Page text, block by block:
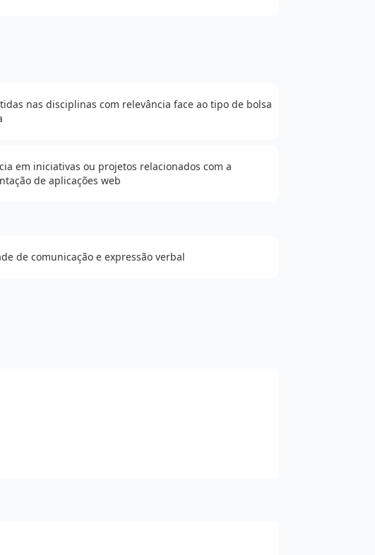
nas disciplinas com relevância face ao tipo de bolsa
em iniciativas ou projetos relacionados com a
de aplicações web
de comunicação e expressão verbal